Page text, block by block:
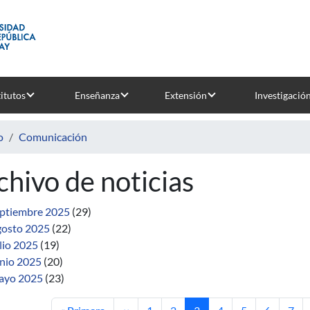
Enseñanza Extensión Investigación
Comunicación
de noticias
2025 (29)
2025 (22)
2025 (19)
2025 (20)
2025 (23)